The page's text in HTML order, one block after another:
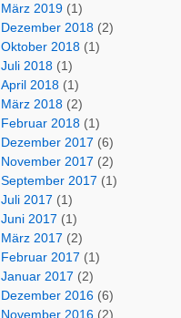
März 2019 (1)
Dezember 2018 (2)
Oktober 2018 (1)
Juli 2018 (1)
April 2018 (1)
März 2018 (2)
Februar 2018 (1)
Dezember 2017 (6)
November 2017 (2)
September 2017 (1)
Juli 2017 (1)
Juni 2017 (1)
März 2017 (2)
Februar 2017 (1)
Januar 2017 (2)
Dezember 2016 (6)
November 2016 (2)